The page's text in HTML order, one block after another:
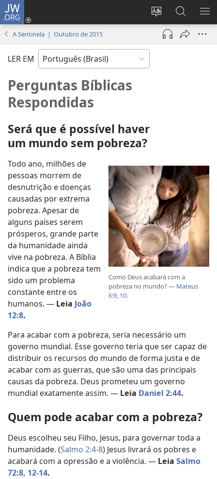
JW.ORG
Mudar
idioma
Log
(abre
janela)
Buscar
no
JW.ORG
A Sentinela | Outubro de 2015
LER EM
Perguntas Bíblicas
Respondidas
Será que é possível haver
um mundo sem pobreza?
Como Deus acabará com a
pobreza no mundo? — Mateus
6:9, 10.
Todo ano, milhões de
pessoas morrem de
desnutrição e doenças
causadas por extrema
pobreza. Apesar de
alguns países serem
prósperos, grande parte
da humanidade ainda
vive na pobreza. A Bíblia
indica que a pobreza tem
sido um problema
constante entre os
humanos. — Leia João
12:8.
Para acabar com a pobreza, seria necessário um
governo mundial. Esse governo teria que ser capaz de
distribuir os recursos do mundo de forma justa e de
acabar com as guerras, que são uma das principais
causas da pobreza. Deus prometeu um governo
mundial exatamente assim. — Leia Daniel 2:44.
Quem pode acabar com a pobreza?
Deus escolheu seu Filho, Jesus, para governar toda a
humanidade. (Salmo 2:4-8) Jesus livrará os pobres e
acabará com a opressão e a violência. — Leia Salmo
72:8, 12-14.